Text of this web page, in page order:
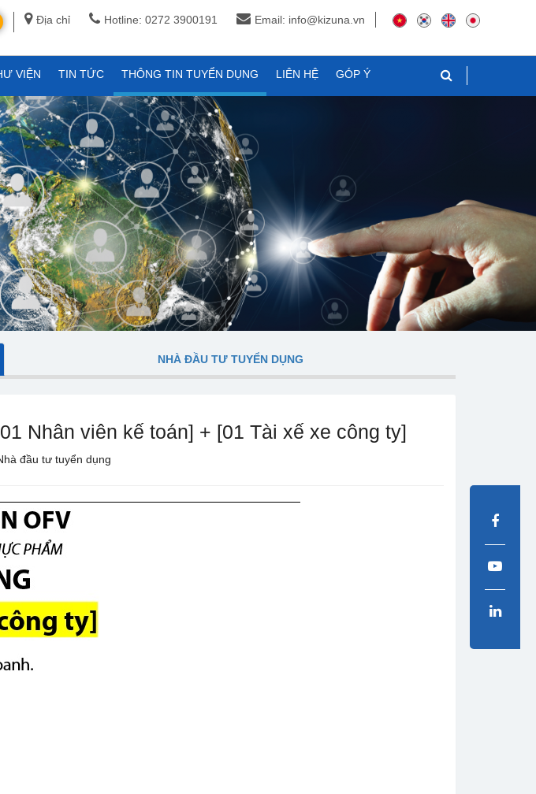
Địa chỉ Hotline: 0272 3900191 Email: info@kizuna.vn
VIỆN TIN TỨC THÔNG TIN TUYỂN DỤNG LIÊN HỆ GÓP Ý
NHÀ ĐẦU TƯ TUYỂN DỤNG
Nhân viên kế toán] + [01 Tài xế xe công ty]
đầu tư tuyển dụng